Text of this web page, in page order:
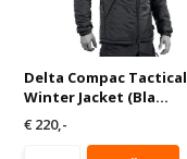
Delta Compac Tactical
Winter Jacket (Bla...
€ 220,-